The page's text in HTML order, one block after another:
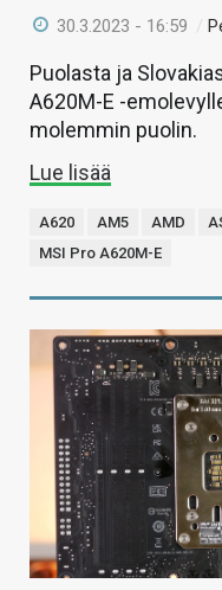
30.3.2023 - 16:59 /
Puolasta ja
A620M-E -
molemmin puolin.
Lue lisää
A620 AM5 AMD
MSI Pro A620M-E